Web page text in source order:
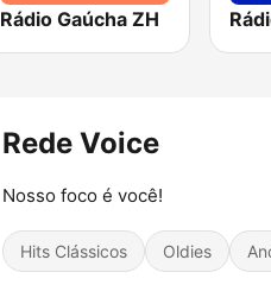
Rádio Gaúcha ZH
Rede Voice
Nosso foco é você!
Hits Clássicos Oldies